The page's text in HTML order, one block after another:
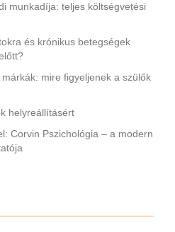
munkadíja: teljes költségvetési
és krónikus betegségek
mire figyeljenek a szülők
helyreállításért
Corvin Pszichológia – a modern